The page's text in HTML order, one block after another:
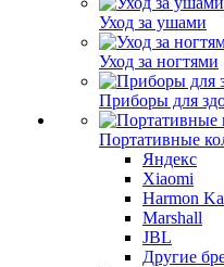
Уход за ушами
Уход за ногтями
Приборы для
Портативные
Яндекс
Xiaomi
Harmon
Marshall
JBL
Другие